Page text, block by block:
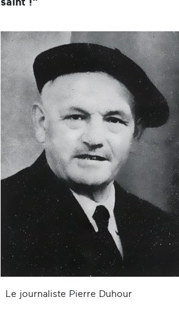
saint !"
Le journaliste Pierre Duhour